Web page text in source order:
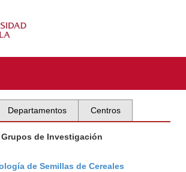
Departamentos Centros
Grupos de Investigación
de Semillas de Cereales